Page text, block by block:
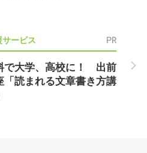
サービス PR
で大学、高校に！ 出前
「読まれる文章書き方講